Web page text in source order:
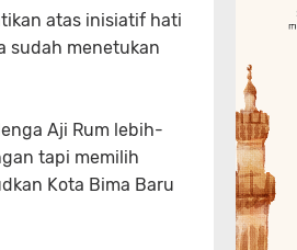
atas inisiatif hati
sudah menetukan
Aji Rum lebih-
tapi memilih
Kota Bima Baru